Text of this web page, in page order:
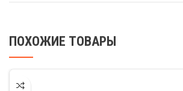
ПОХОЖИЕ ТОВАРЫ